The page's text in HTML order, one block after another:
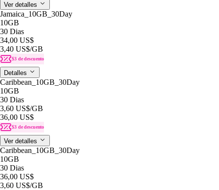
Ver detalles
Jamaica_10GB_30Day
10GB
30 Dias
34,00 US$
3,40 US$/GB
$3 de descuento
Detalles
Caribbean_10GB_30Day
10GB
30 Dias
3,60 US$/GB
36,00 US$
$3 de descuento
Ver detalles
Caribbean_10GB_30Day
10GB
30 Dias
36,00 US$
3,60 US$/GB